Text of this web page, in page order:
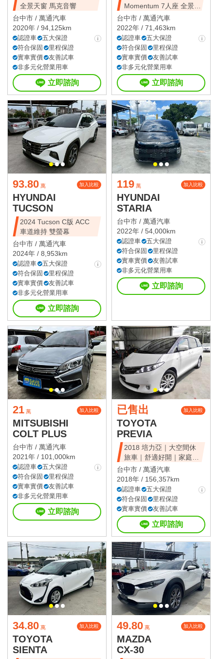
全景天窗 馬克音響
台中市 / 萬通汽車
2020年 / 94,125km
認證車
五大保證
符合保固
里程保證
實車實價
友善試車
非多元化營業用車
立即諮詢
Momentum 7人座 全景天
窗
台中市 / 萬通汽車
2022年 / 71,463km
認證車
五大保證
符合保固
里程保證
實車實價
友善試車
非多元化營業用車
立即諮詢
93.80 萬 加入比較
HYUNDAI
TUCSON
2024 Tucson C版 ACC
車道維持 雙螢幕
台中市 / 萬通汽車
2024年 / 8,953km
認證車
五大保證
符合保固
里程保證
實車實價
友善試車
非多元化營業用車
立即諮詢
119 萬 加入比較
HYUNDAI
STARIA
台中市 / 萬通汽車
2022年 / 54,000km
認證車
五大保證
符合保固
里程保證
實車實價
友善試車
非多元化營業用車
立即諮詢
21 萬 加入比較
MITSUBISHI
COLT PLUS
台中市 / 萬通汽車
2021年 / 101,000km
認證車
五大保證
符合保固
里程保證
實車實價
友善試車
非多元化營業用車
立即諮詢
已售出 加入比較
TOYOTA
PREVIA
2018 培力亞｜大空間休
旅車｜舒適好開｜家庭首
選｜可全額貸
台中市 / 萬通汽車
2018年 / 156,357km
認證車
五大保證
符合保固
里程保證
實車實價
友善試車
立即諮詢
34.80 萬 加入比較
TOYOTA
SIENTA
49.80 萬 加入比較
MAZDA
CX-30